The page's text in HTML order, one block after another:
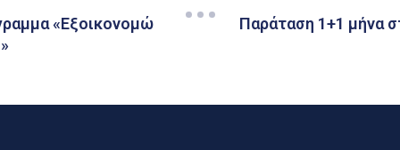
«Εξοικονομώ
Παράταση 1+1 μήνα